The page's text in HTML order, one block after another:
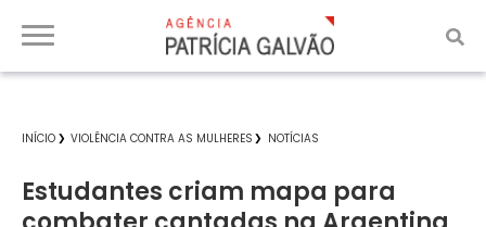
INÍCIO VIOLÊNCIA CONTRA AS MULHERES NOTÍCIAS
Estudantes criam mapa para